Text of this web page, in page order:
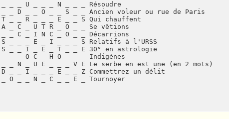
_ _ _ U _ _ _ N _ _ _ Résoudre
_ _ D _ _ O _ _ S _ _ Ancien voleur ou rue de Paris
T _ _ R _ _ _ E _ _ S Qui chauffent
A _ C _ U T R _ O _ _ Se vêtions
_ _ C _ I N C _ O _ _ Décarrions
S _ _ _ E _ I _ _ _ S Relatifs à l'URSS
S _ _ I _ E _ T _ _ E 30° en astrologie
_ _ _ O C _ H O _ _ _ Indigènes
_ _ N _ U E _ _ _ V E Le serbe en est une (en 2 mots)
D _ _ I _ _ _ E _ _ Z Commettrez un délit
_ O _ _ N _ C _ _ E _ Tournoyer